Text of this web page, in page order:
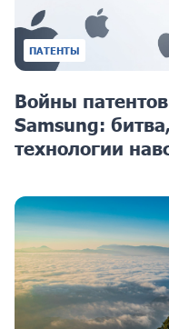
ПАТЕНТЫ
Войны
Samsung:
технологии